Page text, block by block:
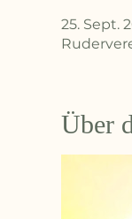
25. Sept.
Über